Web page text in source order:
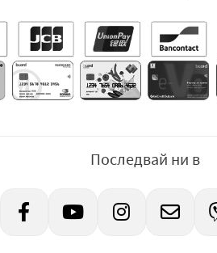
Последвай ни в